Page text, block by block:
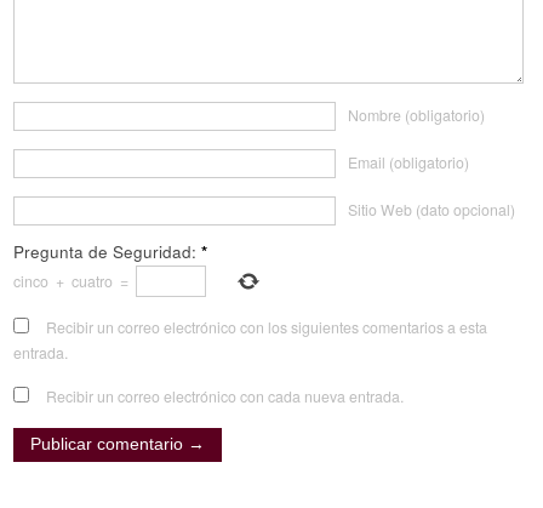
Nombre (obligatorio)
Email (obligatorio)
Sitio Web (dato opcional)
Pregunta de Seguridad: *
cinco + cuatro =
Recibir un correo electrónico con los siguientes comentarios a esta
entrada.
Recibir un correo electrónico con cada nueva entrada.